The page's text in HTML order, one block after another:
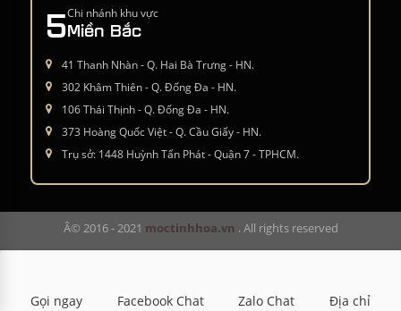
Gọi ngay Facebook Chat Zalo Chat Địa chỉ
5Chi nhánh khu vực
Miền Bắc
41 Thanh Nhàn - Q. Hai Bà Trưng - HN.
302 Khâm Thiên - Q. Đống Đa - HN.
106 Thái Thịnh - Q. Đống Đa - HN.
373 Hoàng Quốc Việt - Q. Cầu Giấy - HN.
Trụ sở: 1448 Huỳnh Tấn Phát - Quận 7 - TPHCM.
Â© 2016 - 2021 moctinhhoa.vn . All rights reserved